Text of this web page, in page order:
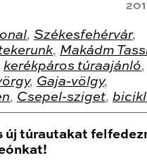
, Székesfehérvár,
, Makádm
kerékpáros túraajánló
, Gaja-völgy,
, Csepel-sziget,
új túrautakat